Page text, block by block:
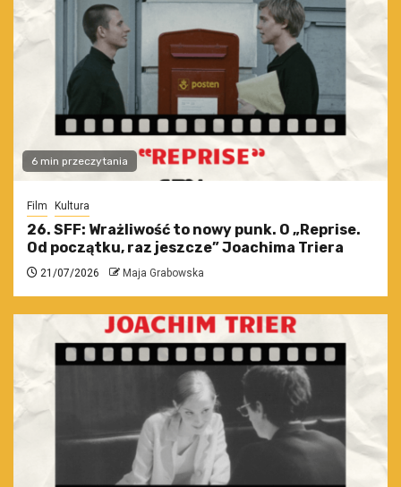
6 min przeczytania
Film Kultura
26. SFF: Wrażliwość to nowy punk. O „Reprise.
Od początku, raz jeszcze” Joachima Triera
21/07/2026 Maja Grabowska